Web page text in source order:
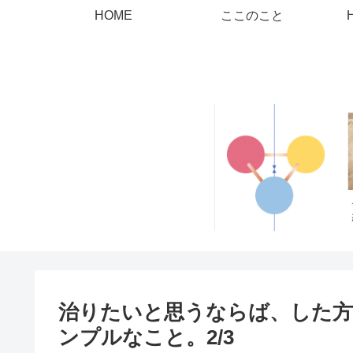
HOME ここのこと
治りたいと思うならば、した
ンプルなこと。2/3